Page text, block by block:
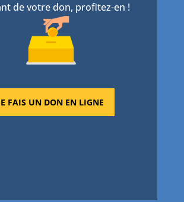
de votre don, profitez-en !
FAIS UN DON EN LIGNE